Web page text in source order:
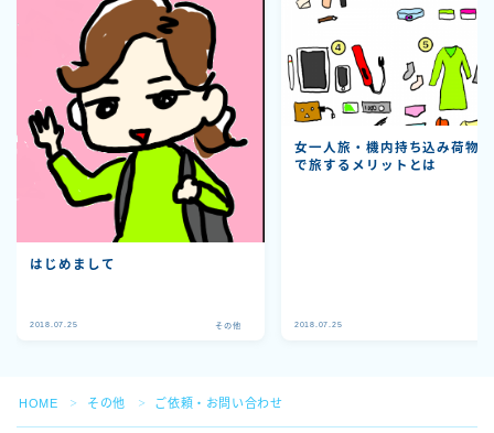
はじめまして
2018.07.25 その他
女一人旅・機内持ち込み荷物
で旅するメリットとは
2018.07.25
HOME ＞ その他 ＞ ご依頼・お問い合わせ